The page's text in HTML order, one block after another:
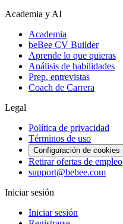
Academia y AI
Academia
beBee CV Builder
Aprende lo que quieras
Análisis de habilidades
Prep. entrevistas
Coach de Carrera
Legal
Política de privacidad
Términos de uso
Configuración de cookies
Retirar ofertas de empleo
support@bebee.com
Iniciar sesión
Iniciar sesión